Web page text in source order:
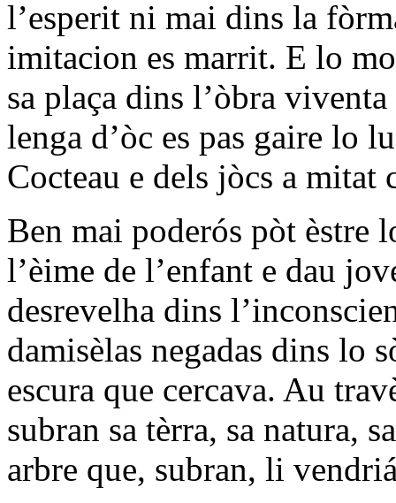
l’esperit ni mai dins la
imitacion es marrit. E lo
sa plaça dins l’òbra
lenga d’òc es pas gaire lo
Cocteau e dels jòcs a mitat
Ben mai poderós pòt èstre
l’èime de l’enfant e dau
desrevelha dins
damisèlas negadas dins lo
escura que cercava. Au
subran sa tèrra, sa natura,
arbre que, subran, li